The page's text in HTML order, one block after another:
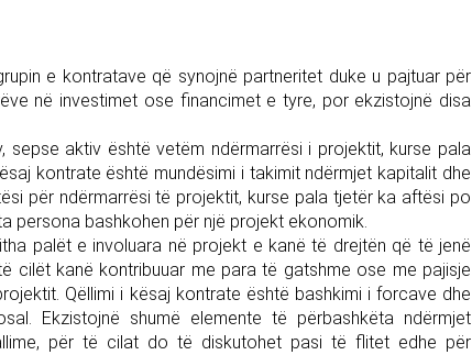
e kontratave që synojnë partneritet duke u pajtuar për
në investimet ose financimet e tyre, por ekzistojnë disa
sepse aktiv është vetëm ndërmarrësi i projektit, kurse pala
kontrate është mundësimi i takimit ndërmjet kapitalit dhe
për ndërmarrësi të projektit, kurse pala tjetër ka aftësi po
persona bashkohen për një projekt ekonomik.
palët e involuara në projekt e kanë të drejtën që të jenë
cilët kanë kontribuuar me para të gatshme ose me pajisje
Qëllimi i kësaj kontrate është bashkimi i forcave dhe
Ekzistojnë shumë elemente të përbashkëta ndërmjet
për të cilat do të diskutohet pasi të flitet edhe për